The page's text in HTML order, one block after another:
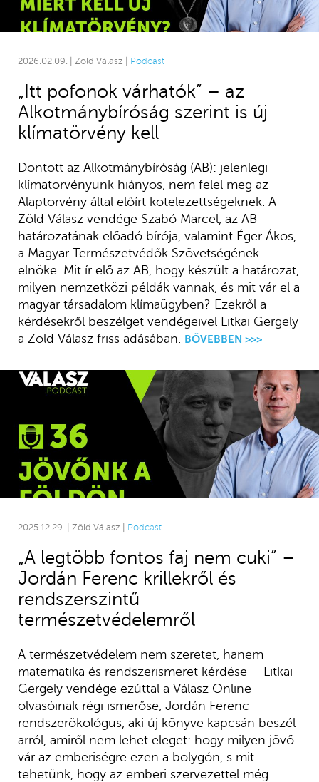
2026.02.09. | Zöld Válasz | Podcast
„Itt pofonok várhatók” – az
Alkotmánybíróság szerint is új
klímatörvény kell
Döntött az Alkotmánybíróság (AB): jelenlegi
klímatörvényünk hiányos, nem felel meg az
Alaptörvény által előírt kötelezettségeknek. A
Zöld Válasz vendége Szabó Marcel, az AB
határozatának előadó bírója, valamint Éger Ákos,
a Magyar Természetvédők Szövetségének
elnöke. Mit ír elő az AB, hogy készült a határozat,
milyen nemzetközi példák vannak, és mit vár el a
magyar társadalom klímaügyben? Ezekről a
kérdésekről beszélget vendégeivel Litkai Gergely
a Zöld Válasz friss adásában. BŐVEBBEN >>>
2025.12.29. | Zöld Válasz | Podcast
„A legtöbb fontos faj nem cuki” –
Jordán Ferenc krillekről és
rendszerszintű
természetvédelemről
A természetvédelem nem szeretet, hanem
matematika és rendszerismeret kérdése – Litkai
Gergely vendége ezúttal a Válasz Online
olvasóinak régi ismerőse, Jordán Ferenc
rendszerökológus, aki új könyve kapcsán beszél
arról, amiről nem lehet eleget: hogy milyen jövő
vár az emberiségre ezen a bolygón, s mit
tehetünk, hogy az emberi szervezettel még